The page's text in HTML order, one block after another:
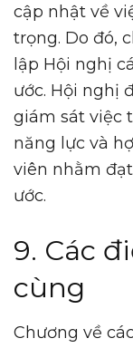
cập nhật về
trọng. Do đó,
lập Hội nghị
ước. Hội nghị
giám sát việc
năng lực và
viên nhằm
ước.
9. Các
cùng
Chương về